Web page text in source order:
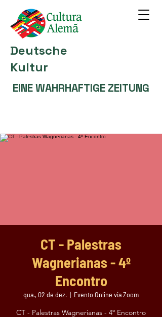
Deutsche
Kultur
EINE WAHRHAFTIGE ZEITUNG
CT - Palestras
Wagnerianas - 4º
Encontro
qua., 02 de dez.
  |
Evento Online via Zoom
CT - Palestras Wagnerianas - 4º Encontro